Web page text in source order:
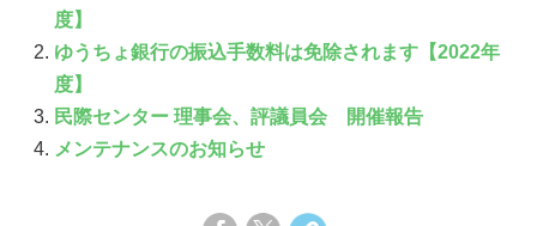
度】
ゆうちょ銀行の振込手数料は免除されます【2022年
度】
民際センター 理事会、評議員会 開催報告
メンテナンスのお知らせ